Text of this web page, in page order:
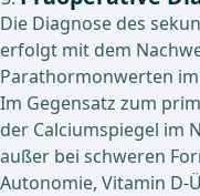
Die Diagnose des
erfolgt mit dem
Parathormonwerten
Im Gegensatz zum
der Calciumspiegel im
außer bei schweren
Autonomie, Vitamin